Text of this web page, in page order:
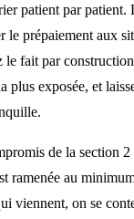
patient par patient.
le prépaiement aux
le fait par
plus exposée, et
de la section 2
ramenée au
viennent, on se